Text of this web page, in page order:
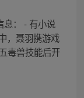
息： - 有小说
，聂羽携游戏
毒兽技能后开